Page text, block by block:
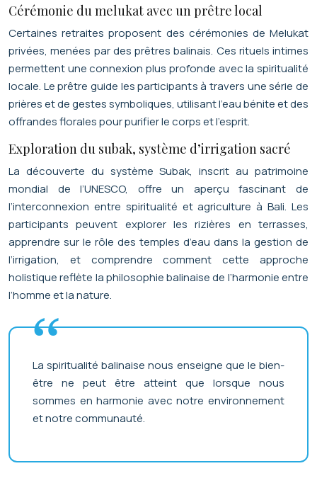
Cérémonie du melukat avec un prêtre local
Certaines retraites proposent des cérémonies de Melukat
privées, menées par des prêtres balinais. Ces rituels intimes
permettent une connexion plus profonde avec la spiritualité
locale. Le prêtre guide les participants à travers une série de
prières et de gestes symboliques, utilisant l’eau bénite et des
offrandes florales pour purifier le corps et l’esprit.
Exploration du subak, système d’irrigation sacré
La découverte du système Subak, inscrit au patrimoine
mondial de l’UNESCO, offre un aperçu fascinant de
l’interconnexion entre spiritualité et agriculture à Bali. Les
participants peuvent explorer les rizières en terrasses,
apprendre sur le rôle des temples d’eau dans la gestion de
l’irrigation, et comprendre comment cette approche
holistique reflète la philosophie balinaise de l’harmonie entre
l’homme et la nature.
La spiritualité balinaise nous enseigne que le bien-
être ne peut être atteint que lorsque nous
sommes en harmonie avec notre environnement
et notre communauté.